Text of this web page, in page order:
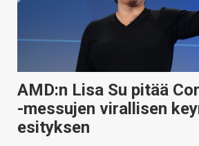
AMD:n Lisa Su pitää
-messujen virallisen
esityksen